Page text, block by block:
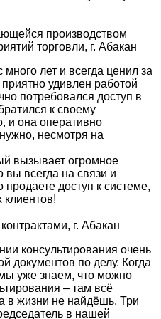
производством
торговли, г. Абакан
лет и всегда ценил за
удивлен работой
потребовался доступ в
к своему
и она оперативно
несмотря на
вызывает огромное
вы всегда на связи и
доступ к системе,
г. Абакан
консультирования очень
документов по делу. Когда
уже знаем, что можно
– там всё
в жизни не найдёшь. Три
в нашей